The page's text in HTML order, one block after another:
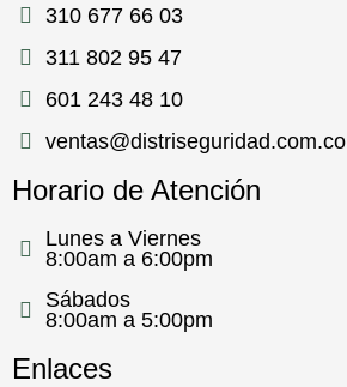
310 677 66 03
311 802 95 47
601 243 48 10
ventas@distriseguridad.com.co
Horario de Atención
Lunes a Viernes
8:00am a 6:00pm
Sábados
8:00am a 5:00pm
Enlaces